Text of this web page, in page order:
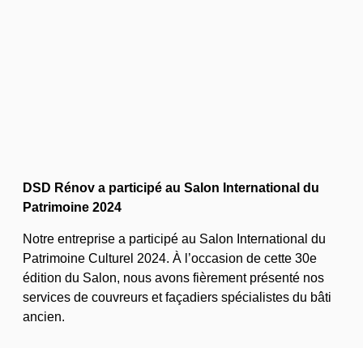
DSD Rénov a participé au Salon International du
Patrimoine 2024
Notre entreprise a participé au Salon International du
Patrimoine Culturel 2024. À l’occasion de cette 30e
édition du Salon, nous avons fièrement présenté nos
services de couvreurs et façadiers spécialistes du bâti
ancien.